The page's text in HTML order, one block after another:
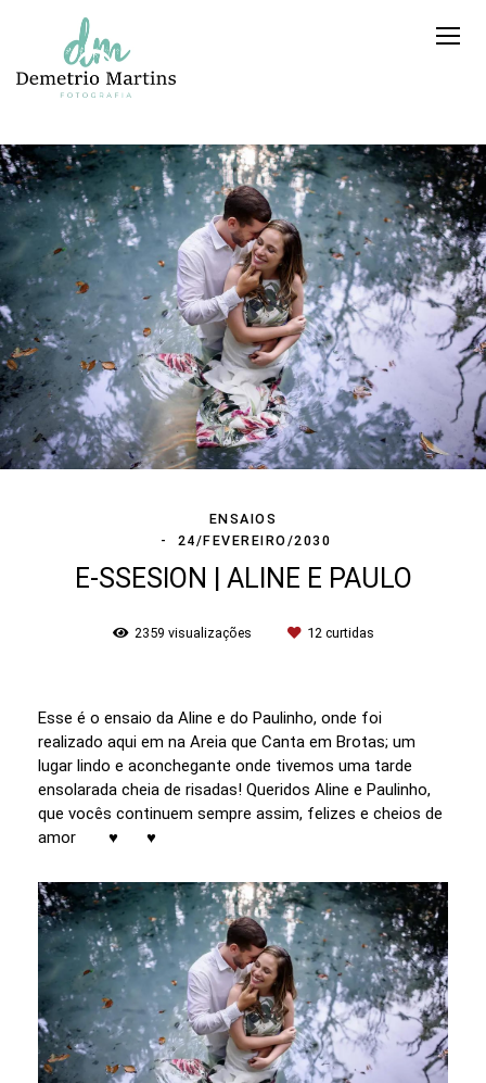
ENSAIOS
24/FEVEREIRO/2030
E-SSESION | ALINE E PAULO
2359 visualizações 12curtidas
Esse é o ensaio da Aline e do Paulinho, onde foi
realizado aqui em na Areia que Canta em Brotas; um
lugar lindo e aconchegante onde tivemos uma tarde
ensolarada cheia de risadas! Queridos Aline e Paulinho,
que vocês continuem sempre assim, felizes e cheios de
amor
♥ ♥